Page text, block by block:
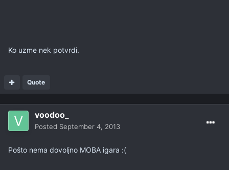
Ko uzme nek potvrdi.
Quote
voodoo_
Posted September 4, 2013
Pošto nema dovoljno MOBA igara :(